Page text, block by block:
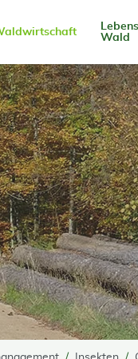
Wald